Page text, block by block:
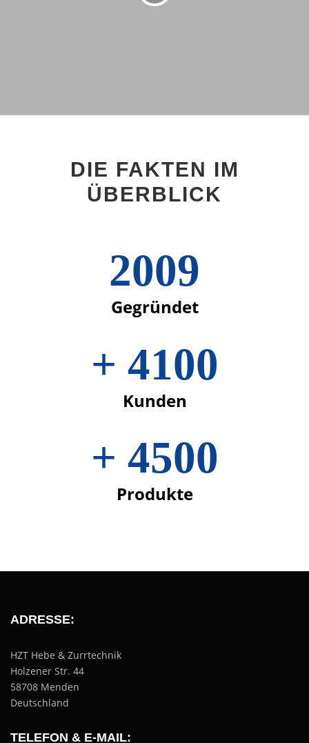
DIE FAKTEN IM
ÜBERBLICK
2009
Gegründet
+ 4100
Kunden
+ 4500
Produkte
ADRESSE:
HZT Hebe & Zurrtechnik
Holzener Str. 44
58708 Menden
Deutschland
TELEFON & E-MAIL: